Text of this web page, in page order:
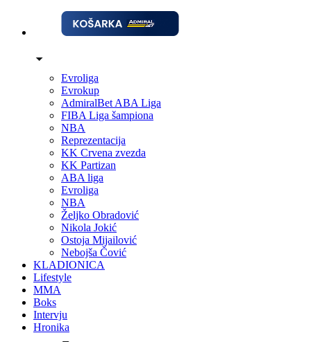
Evroliga
Evrokup
AdmiralBet ABA Liga
FIBA Liga šampiona
NBA
Reprezentacija
KK Crvena zvezda
KK Partizan
ABA liga
Evroliga
NBA
Željko Obradović
Nikola Jokić
Ostoja Mijailović
Nebojša Čović
KLADIONICA
Lifestyle
MMA
Boks
Intervju
Hronika